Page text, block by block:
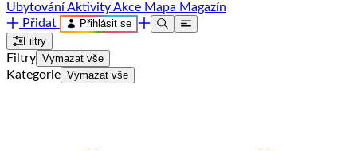
UbytováníAktivityAkce Mapa Magazín
Přidat
Přihlásit se
Filtry
Filtry Vymazat vše
Kategorie Vymazat vše